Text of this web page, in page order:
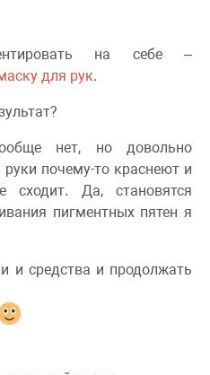
на себе –
для рук.
нет, но довольно
почему-то краснеют и
сходит. Да, становятся
пигментных пятен я
и средства и продолжать